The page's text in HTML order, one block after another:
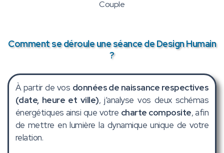
Comment se déroule une séance de Design Humain
?
À partir de vos données de naissance respectives
(date, heure et ville), j’analyse vos deux schémas
énergétiques ainsi que votre charte composite, afin
de mettre en lumière la dynamique unique de votre
relation.